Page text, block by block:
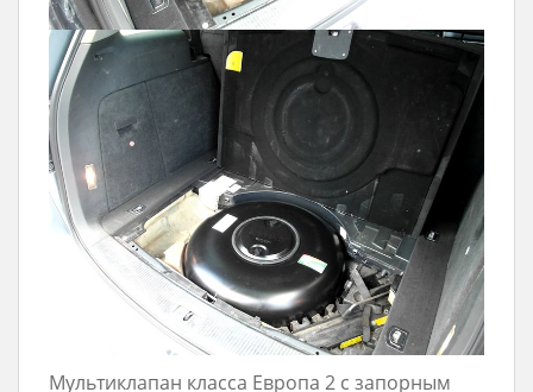
Мультиклапан класса Европа 2 с запорным